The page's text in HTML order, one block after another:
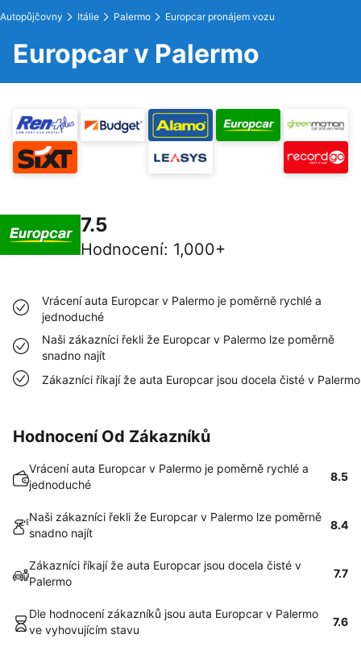
Autopůjčovny Itálie Palermo Europcar pronájem vozu
Europcar v Palermo
7.5
Hodnocení: 1,000+
Vrácení auta Europcar v Palermo je poměrně rychlé a
jednoduché
Naši zákazníci řekli že Europcar v Palermo lze poměrně
snadno najít
Zákazníci říkají že auta Europcar jsou docela čisté v Palermo
Hodnocení Od Zákazníků
Vrácení auta Europcar v Palermo je poměrně rychlé a
jednoduché
8.5
Naši zákazníci řekli že Europcar v Palermo lze poměrně
snadno najít
8.4
Zákazníci říkají že auta Europcar jsou docela čisté v
Palermo
7.7
Dle hodnocení zákazníků jsou auta Europcar v Palermo
ve vyhovujícím stavu
7.6